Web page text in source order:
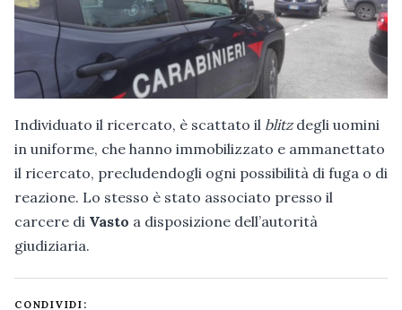
Individuato il ricercato, è scattato il blitzdegli uomini
in uniforme, che hanno immobilizzato e ammanettato
il ricercato, precludendogli ogni possibilità di fuga o di
reazione. Lo stesso è stato associato presso il
carcere di Vasto a disposizione dell’autorità
giudiziaria.
CONDIVIDI: